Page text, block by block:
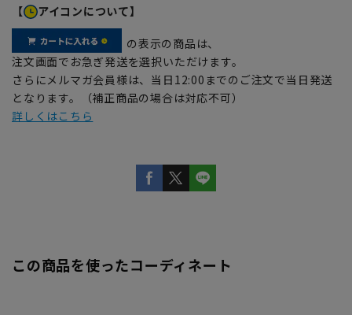
【 アイコンについて】
の表示の商品は、
注文画面でお急ぎ発送を選択いただけます。
さらにメルマガ会員様は、当日12:00までのご注文で当日発送
となります。（補正商品の場合は対応不可）
詳しくはこちら
この商品を使ったコーディネート